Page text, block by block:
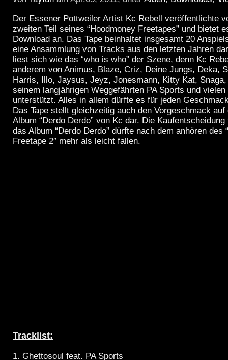
Der Essener Pottweiler Artist Kc Rebell veröffentlichte
zweiten Teil seines “Hoodmoney Freetapes” und bietet
Download an. Das Tape beinhaltet insgesamt 20
eine Ansammlung von Tracks aus den letzten Jahren
liest sich wie das “who is who” der Szene, denn Kc
anderem von Animus, Blaze, Criz, Deine Jungs, Deka,
Harris, Illo, Jaysus, Jeyz, Jonesmann, Kitty Kat,
seinem langjährigen Weggefährten PA Sports und vielen
unterstützt. Alles in allem dürfte es für jeden
Das Tape stellt gleichzeitig auch den Vorgeschmack auf
Album “Derdo Derdo” von Kc dar. Die
das Album “Derdo Derdo” dürfte nach dem anhören des
Freetape 2″ mehr als leicht fallen.
Tracklist:
1. Ghettosoul feat. PA Sports